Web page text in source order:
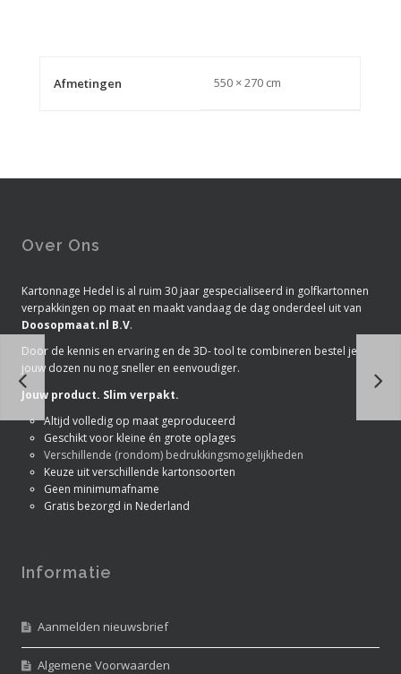
Afmetingen 550 × 270 cm
Over Ons
Kartonnage Hedel is al ruim 30 jaar gespecialiseerd in golfkartonnen
verpakkingen op maat en maakt vandaag de dag onderdeel uit van
Doosopmaat.nl B.V.
Door de kennis en ervaring en de 3D- tool te combineren bestel je
jouw dozen nu nog sneller en eenvoudiger.
Jouw product. Slim verpakt.
Altijd volledig op maat geproduceerd
Geschikt voor kleine én grote oplages
Verschillende (rondom) bedrukkingsmogelijkheden
Keuze uit verschillende kartonsoorten
Geen minimumafname
Gratis bezorgd in Nederland
Informatie
Aanmelden nieuwsbrief
Algemene Voorwaarden